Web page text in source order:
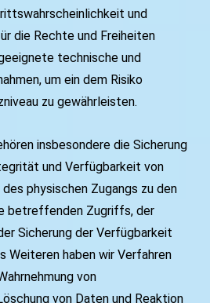
und
die Rechte und Freiheiten
technische und
um ein dem Risiko
zu gewährleisten.
insbesondere die Sicherung
und Verfügbarkeit von
physischen Zugangs zu den
betreffenden Zugriffs, der
Sicherung der Verfügbarkeit
Weiteren haben wir Verfahren
von
von Daten und Reaktion